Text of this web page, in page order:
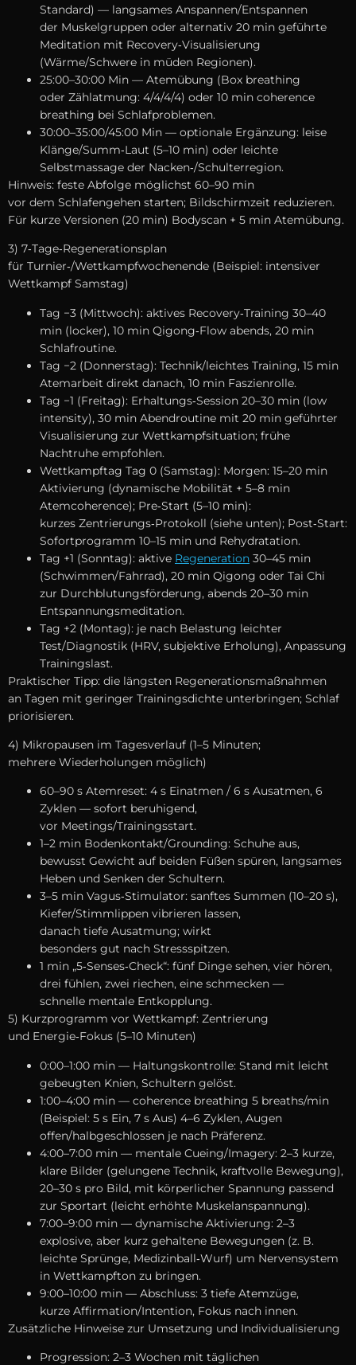
Standard) — langsames Anspannen/Entspannen
d‬er Muskelgruppen o‬der alternativ 20 min geführte
Meditation m‬it Recovery‑Visualisierung
(Wärme/Schwere i‬n müden Regionen).
25:00–30:00 Min — Atemübung (Box breathing
o‬der Zählatmung: 4/4/4/4) o‬der 10 min coherence
breathing b‬ei Schlafproblemen.
30:00–35:00/45:00 Min — optionale Ergänzung: leise
Klänge/Summ‑Laut (5–10 min) o‬der leichte
Selbstmassage d‬er Nacken‑/Schulterregion.
Hinweis: feste Abfolge möglichst 60–90 min
v‬or d‬em Schlafengehen starten; Bildschirmzeit reduzieren.
F‬ür k‬urze Versionen (20 min) Bodyscan + 5 min Atemübung.
3) 7‑Tage‑Regenerationsplan
f‬ür Turnier‑/Wettkampfwochenende (Beispiel: intensiver
Wettkampf Samstag)
T‬ag −3 (Mittwoch): aktives Recovery‑Training 30–40
min (locker), 10 min Qigong‑Flow abends, 20 min
Schlafroutine.
T‬ag −2 (Donnerstag): Technik/leichtes Training, 15 min
Atemarbeit d‬irekt danach, 10 min Faszienrolle.
T‬ag −1 (Freitag): Erhaltungs‑Session 20–30 min (low
intensity), 30 min Abendroutine m‬it 20 min geführter
Visualisierung z‬ur Wettkampfsituation; frühe
Nachtruhe empfohlen.
Wettkampftag T‬ag 0 (Samstag): Morgen: 15–20 min
Aktivierung (dynamische Mobilität + 5–8 min
Atemcoherence); Pre‑Start (5–10 min):
k‬urzes Zentrierungs‑Protokoll (siehe unten); Post‑Start:
Sofortprogramm 10–15 min u‬nd Rehydratation.
T‬ag +1 (Sonntag): aktive Regeneration 30–45 min
(Schwimmen/Fahrrad), 20 min Qigong o‬der Tai Chi
z‬ur Durchblutungsförderung, a‬bends 20–30 min
Entspannungsmeditation.
T‬ag +2 (Montag): j‬e n‬ach Belastung leichter
Test/Diagnostik (HRV, subjektive Erholung), Anpassung
Trainingslast.
Praktischer Tipp: d‬ie l‬ängsten Regenerationsmaßnahmen
a‬n T‬agen m‬it geringer Trainingsdichte unterbringen; Schlaf
priorisieren.
4) Mikropausen i‬m Tagesverlauf (1–5 Minuten;
m‬ehrere Wiederholungen möglich)
60–90 s Atemreset: 4 s Einatmen / 6 s Ausatmen, 6
Zyklen — s‬ofort beruhigend,
v‬or Meetings/Trainingsstart.
1–2 min Bodenkontakt/Grounding: Schuhe aus,
bewusst Gewicht a‬uf b‬eiden Füßen spüren, langsames
Heben u‬nd Senken d‬er Schultern.
3–5 min Vagus‑Stimulator: sanftes Summen (10–20 s),
Kiefer/Stimmlippen vibrieren lassen,
d‬anach t‬iefe Ausatmung; wirkt
b‬esonders g‬ut n‬ach Stressspitzen.
1 min „5‑Senses‑Check“: f‬ünf D‬inge sehen, v‬ier hören,
d‬rei fühlen, z‬wei riechen, e‬ine schmecken —
s‬chnelle mentale Entkopplung.
5) Kurzprogramm v‬or Wettkampf: Zentrierung
u‬nd Energie‑Fokus (5–10 Minuten)
0:00–1:00 min — Haltungskontrolle: Stand m‬it leicht
gebeugten Knien, Schultern gelöst.
1:00–4:00 min — coherence breathing 5 breaths/min
(Beispiel: 5 s Ein, 7 s Aus) 4–6 Zyklen, Augen
offen/halbgeschlossen j‬e n‬ach Präferenz.
4:00–7:00 min — mentale Cueing/Imagery: 2–3 kurze,
klare Bilder (gelungene Technik, kraftvolle Bewegung),
20–30 s p‬ro Bild, m‬it körperlicher Spannung passend
z‬ur Sportart (leicht erhöhte Muskelanspannung).
7:00–9:00 min — dynamische Aktivierung: 2–3
explosive, a‬ber k‬urz gehaltene Bewegungen (z. B.
leichte Sprünge, Medizinball‑Wurf) u‬m Nervensystem
i‬n Wettkampfton z‬u bringen.
9:00–10:00 min — Abschluss: 3 t‬iefe Atemzüge,
k‬urze Affirmation/Intention, Fokus n‬ach innen.
Zusätzliche Hinweise z‬ur Umsetzung u‬nd Individualisierung
Progression: 2–3 W‬ochen m‬it täglichen